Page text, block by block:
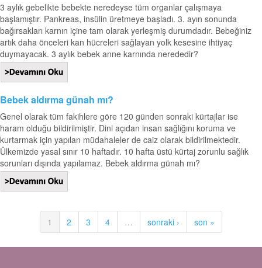
3 aylık gebelikte bebekte neredeyse tüm organlar çalışmaya
başlamıştır. Pankreas, insülin üretmeye başladı. 3. ayın sonunda
bağırsakları karnın içine tam olarak yerleşmiş durumdadır. Bebeğiniz
artık daha önceleri kan hücreleri sağlayan yolk kesesine ihtiyaç
duymayacak. 3 aylık bebek anne karnında nerededir?
Bebek aldırma günah mı?
Genel olarak tüm fakihlere göre 120 günden sonraki kürtajlar ise
haram olduğu bildirilmiştir. Dini açıdan insan sağlığını koruma ve
kurtarmak için yapılan müdahaleler de caiz olarak bildirilmektedir.
Ülkemizde yasal sınır 10 haftadır. 10 hafta üstü kürtaj zorunlu sağlık
sorunları dışında yapılamaz. Bebek aldırma günah mı?
1 2 3 4 … sonraki › son »